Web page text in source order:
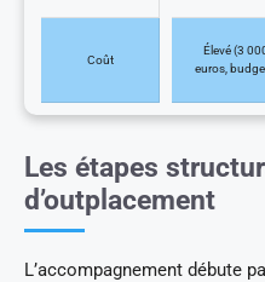
Coût
Élevé (3
euros,
Les étapes
d’outplacement
L’accompagnement débute